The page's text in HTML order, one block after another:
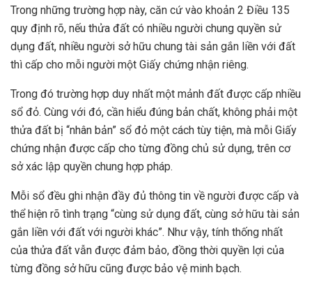
Trong những trường hợp này, căn cứ vào khoản 2 Điều 135
quy định rõ, nếu thửa đất có nhiều người chung quyền sử
dụng đất, nhiều người sở hữu chung tài sản gắn liền với đất
thì cấp cho mỗi người một Giấy chứng nhận riêng.
Trong đó trường hợp duy nhất một mảnh đất được cấp nhiều
sổ đỏ. Cùng với đó, cần hiểu đúng bản chất, không phải một
thửa đất bị “nhân bản” sổ đỏ một cách tùy tiện, mà mỗi Giấy
chứng nhận được cấp cho từng đồng chủ sử dụng, trên cơ
sở xác lập quyền chung hợp pháp.
Mỗi sổ đều ghi nhận đầy đủ thông tin về người được cấp và
thể hiện rõ tình trạng “cùng sử dụng đất, cùng sở hữu tài sản
gắn liền với đất với người khác”. Như vậy, tính thống nhất
của thửa đất vẫn được đảm bảo, đồng thời quyền lợi của
từng đồng sở hữu cũng được bảo vệ minh bạch.